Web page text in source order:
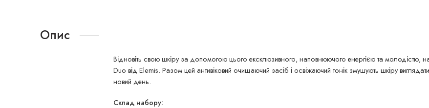
Опис
Відновіть свою шкіру за допомогою цього ексклюзивного, наповнюючого енергією та молодістю,
Duo від Elemis. Разом цей антивіковий очищаючий засіб і освіжаючий тонік змушують шкіру
новий день.
Склад набору: